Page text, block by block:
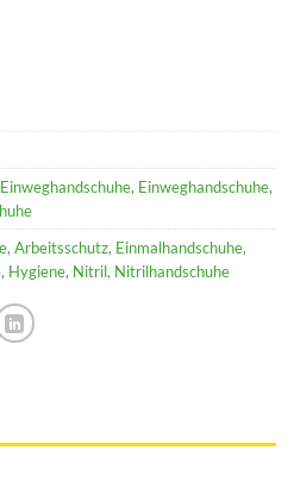
Einweghandschuhe, Einweghandschuhe,
, Arbeitsschutz, Einmalhandschuhe,
, Hygiene, Nitril, Nitrilhandschuhe